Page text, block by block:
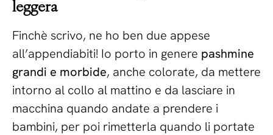
leggera
Finchè scrivo, ne ho ben due appese
all’appendiabiti! Io porto in genere pashmine
grandi e morbide, anche colorate, da mettere
intorno al collo al mattino e da lasciare in
macchina quando andate a prendere i
bambini, per poi rimetterla quando li portate